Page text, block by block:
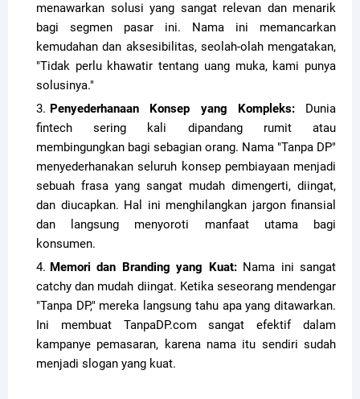
menawarkan solusi yang sangat relevan dan menarik
bagi segmen pasar ini. Nama ini memancarkan
kemudahan dan aksesibilitas, seolah-olah mengatakan,
"Tidak perlu khawatir tentang uang muka, kami punya
solusinya."
Penyederhanaan Konsep yang Kompleks: Dunia
fintech sering kali dipandang rumit atau
membingungkan bagi sebagian orang. Nama "Tanpa DP"
menyederhanakan seluruh konsep pembiayaan menjadi
sebuah frasa yang sangat mudah dimengerti, diingat,
dan diucapkan. Hal ini menghilangkan jargon finansial
dan langsung menyoroti manfaat utama bagi
konsumen.
Memori dan Branding yang Kuat: Nama ini sangat
catchy dan mudah diingat. Ketika seseorang mendengar
"Tanpa DP," mereka langsung tahu apa yang ditawarkan.
Ini membuat TanpaDP.com sangat efektif dalam
kampanye pemasaran, karena nama itu sendiri sudah
menjadi slogan yang kuat.